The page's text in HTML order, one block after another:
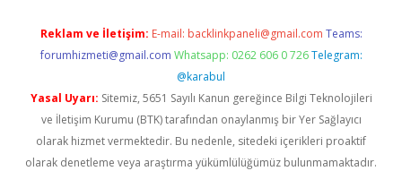
Reklam ve İletişim: E-mail: backlinkpaneli@gmail.com Teams:
forumhizmeti@gmail.com Whatsapp: 0262 606 0 726 Telegram:
@karabul
Yasal Uyarı: Sitemiz, 5651 Sayılı Kanun gereğince Bilgi Teknolojileri
ve İletişim Kurumu (BTK) tarafından onaylanmış bir Yer Sağlayıcı
olarak hizmet vermektedir. Bu nedenle, sitedeki içerikleri proaktif
olarak denetleme veya araştırma yükümlülüğümüz bulunmamaktadır.